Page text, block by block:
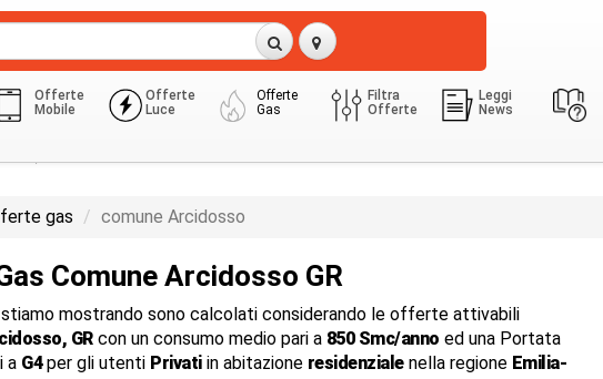
Offerte
Mobile
Offerte
Luce
Offerte
Gas
Filtra
Offerte
Leggi
News
G6)
gas comune Arcidosso
Comune Arcidosso GR
mostrando sono calcolati considerando le offerte attivabili
GRcon un consumo medio pari a 850 Smc/anno ed una Portata
a G4per gli utenti Privatiin abitazione residenzialenella regione Emilia-